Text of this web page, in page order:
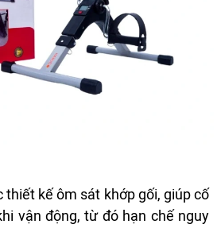
kế ôm sát khớp gối, giúp cố
vận động, từ đó hạn chế nguy